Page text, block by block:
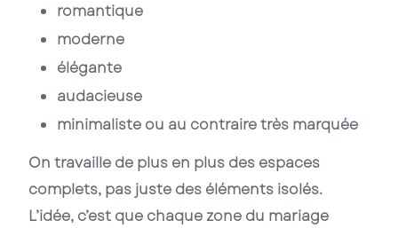
romantique
moderne
élégante
audacieuse
minimaliste ou au contraire très marquée
On travaille de plus en plus des espaces
complets, pas juste des éléments isolés.
L’idée, c’est que chaque zone du mariage